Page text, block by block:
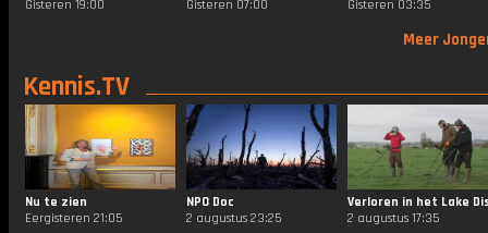
Gisteren 19:00
Gisteren 07:00
Gisteren 03:35
Meer
Kennis.TV
Nu te zien
Eergisteren 21:05
NPO Doc
2 augustus 23:25
2 augustus 17:35